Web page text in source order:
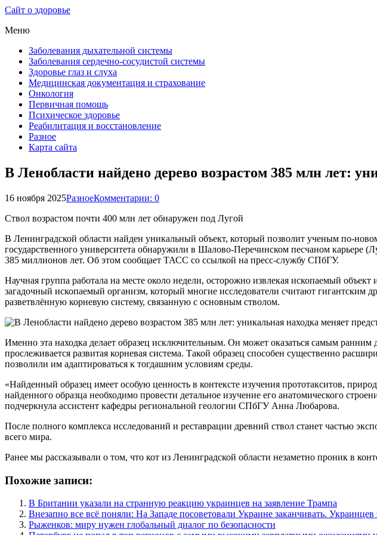
Сайт о здоровье
Меню
Заболевания дыхательной системы
Заболевания сердечно-сосудистой системы
Здоровье глаз и слуха
Медицинская документация и страхование
Онкология
Первичная помощь
Психическое здоровье
Реабилитация и восстановление
Разное
Карта сайта
В Ленобласти найдено дерево возрастом 385 млн лет:
16 ноября 2025РазноеКомментарии: 0
Ствол возрастом почти 400 млн лет обнаружен под Лугой
В Ленинградской области найден уникальный объект, который позволит ученым по-
государственного университета обнаружили в Шалово-Перечинском песчаном карьере
385 миллионов лет. Об этом сообщает ТАСС со ссылкой на пресс-службу СПбГУ.
Научная группа работала на месте около недели, осторожно извлекая ископаемый
загадочный ископаемый организм, который многие исследователи считают
разветвлённую корневую систему, связанную с основным стволом.
Именно эта находка делает образец исключительным. Он может оказаться самым
прослеживается развитая корневая система. Такой образец способен существенно
позволили им адаптироваться к тогдашним условиям среды.
«Найденный образец имеет особую ценность в контексте изучения прототакситов,
найденного образца необходимо провести детальное изучение его анатомического
подчеркнула ассистент кафедры региональной геологии СПбГУ Анна Любарова.
После полного комплекса исследований и реставрации древний ствол станет частью
всего мира.
Ранее мы рассказывали о том, что кот из Ленинградской области незаметно проник в
Похожие записи:
В Британии указали на странную реакцию украинцев на заявление Трампа
Внезапно все всё поняли: На Западе посоветовали Украине заканчивать.
Рыженков: миру нужен глобальный диалог по безопасности